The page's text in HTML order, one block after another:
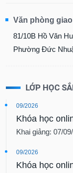
Văn phòng
81/10B Hồ Văn
Phường Đức
LỚP HỌC
09/2026
Khóa học
Khai giảng: 07/
09/2026
Khóa học